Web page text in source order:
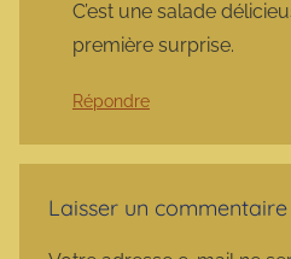
C’est une salade
première surprise.
Répondre
Laisser un commentaire